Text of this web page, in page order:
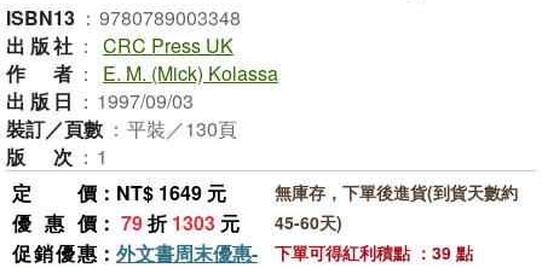
ISBN13 ： 9780789003348
出版社 ： CRC Press UK
作者 ：
E. M. (Mick) Kolassa
出版日 ： 1997/09/03
裝訂／頁數 ： 平裝／130頁
版次 ： 1
定價 ：NT$ 1649 元
優惠價 ： 79折1303 元
促銷優惠 ： 外文書周末優惠-
無庫存，下單後進貨(到貨天數約
45-60天)
下單可得紅利積點 ：39 點